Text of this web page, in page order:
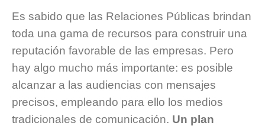
Es sabido que las Relaciones Públicas brindan
toda una gama de recursos para construir una
reputación favorable de las empresas. Pero
hay algo mucho más importante: es posible
alcanzar a las audiencias con mensajes
precisos, empleando para ello los medios
tradicionales de comunicación. Un plan